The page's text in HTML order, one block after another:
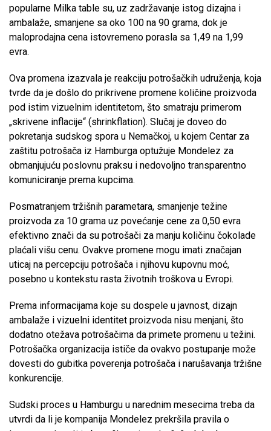
popularne Milka table su, uz zadržavanje istog dizajna i
ambalaže, smanjene sa oko 100 na 90 grama, dok je
maloprodajna cena istovremeno porasla sa 1,49 na 1,99
evra.
Ova promena izazvala je reakciju potrošačkih udruženja, koja
tvrde da je došlo do prikrivene promene količine proizvoda
pod istim vizuelnim identitetom, što smatraju primerom
„skrivene inflacije“ (shrinkflation). Slučaj je doveo do
pokretanja sudskog spora u Nemačkoj, u kojem Centar za
zaštitu potrošača iz Hamburga optužuje Mondelez za
obmanjujuću poslovnu praksu i nedovoljno transparentno
komuniciranje prema kupcima.
Posmatranjem tržišnih parametara, smanjenje težine
proizvoda za 10 grama uz povećanje cene za 0,50 evra
efektivno znači da su potrošači za manju količinu čokolade
plaćali višu cenu. Ovakve promene mogu imati značajan
uticaj na percepciju potrošača i njihovu kupovnu moć,
posebno u kontekstu rasta životnih troškova u Evropi.
Prema informacijama koje su dospele u javnost, dizajn
ambalaže i vizuelni identitet proizvoda nisu menjani, što
dodatno otežava potrošačima da primete promenu u težini.
Potrošačka organizacija ističe da ovakvo postupanje može
dovesti do gubitka poverenja potrošača i narušavanja tržišne
konkurencije.
Sudski proces u Hamburgu u narednim mesecima treba da
utvrdi da li je kompanija Mondelez prekršila pravila o